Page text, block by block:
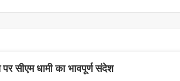
सीएम धामी का भावपूर्ण संदेश